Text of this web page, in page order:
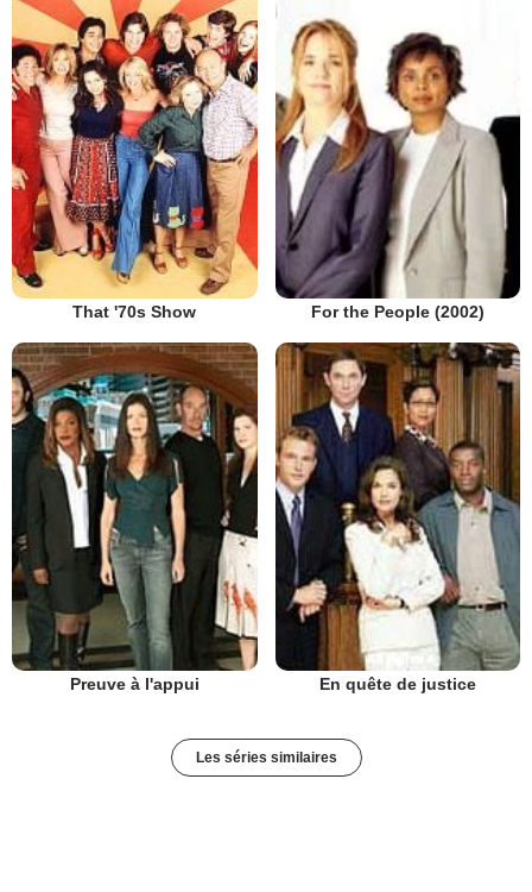
That '70s Show For the People (2002)
Preuve à l'appui En quête de justice
Les séries similaires